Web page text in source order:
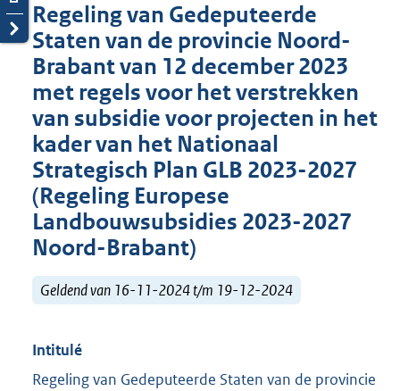
Regeling van Gedeputeerde
Staten van de provincie Noord-
Brabant van 12 december 2023
met regels voor het verstrekken
van subsidie voor projecten in het
kader van het Nationaal
Strategisch Plan GLB 2023-2027
(Regeling Europese
Landbouwsubsidies 2023-2027
Noord-Brabant)
Geldend van 16-11-2024 t/m 19-12-2024
Intitulé
Regeling van Gedeputeerde Staten van de provincie